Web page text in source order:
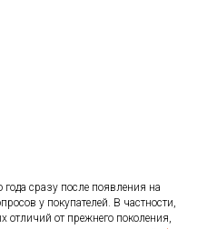
сразу после появления на
у покупателей. В частности,
отличий от прежнего поколения,